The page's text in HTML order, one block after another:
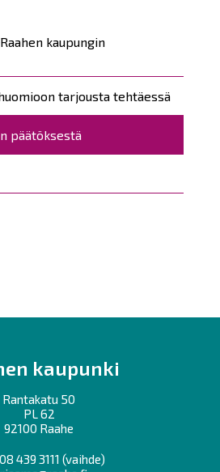
kaupungin
tarjousta tehtäessä
päätöksestä
kaupunki
Rantakatu 50
PL 62
92100 Raahe
08 439 3111 (vaihde)